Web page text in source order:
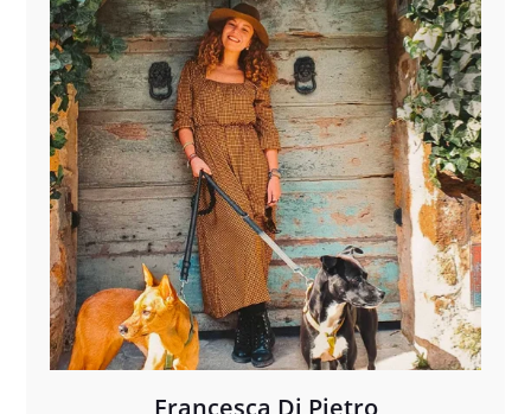
Francesca Di Pietro